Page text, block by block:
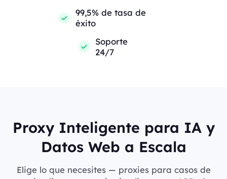
99,5% de tasa de
éxito
Soporte
24/7
Proxy Inteligente para IA y
Datos Web a Escala
Elige lo que necesites — proxies para casos de